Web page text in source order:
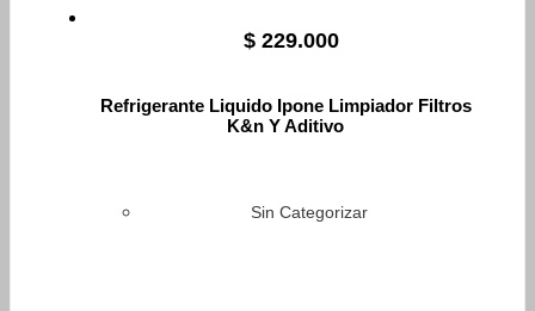
$ 229.000
Refrigerante Liquido Ipone Limpiador Filtros
K&n Y Aditivo
Sin Categorizar